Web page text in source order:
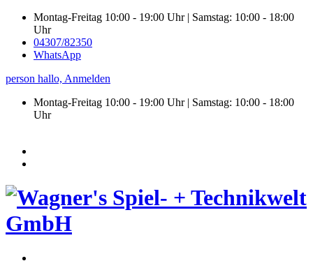
Montag-Freitag 10:00 - 19:00 Uhr | Samstag: 10:00 - 18:00
Uhr
04307/82350
WhatsApp
person hallo, Anmelden
Montag-Freitag 10:00 - 19:00 Uhr | Samstag: 10:00 - 18:00
Uhr